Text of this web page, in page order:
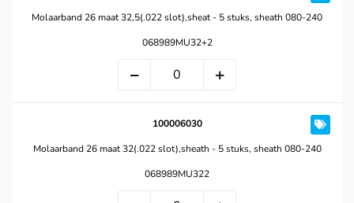
Molaarband 26 maat 32,5(.022 slot),sheat - 5 stuks, sheath 080-240
068989MU32+2
100006030
Molaarband 26 maat 32(.022 slot),sheath - 5 stuks, sheath 080-240
068989MU322